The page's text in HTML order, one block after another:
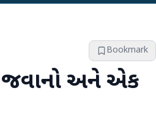
Bookmark
જવાનો અને એક